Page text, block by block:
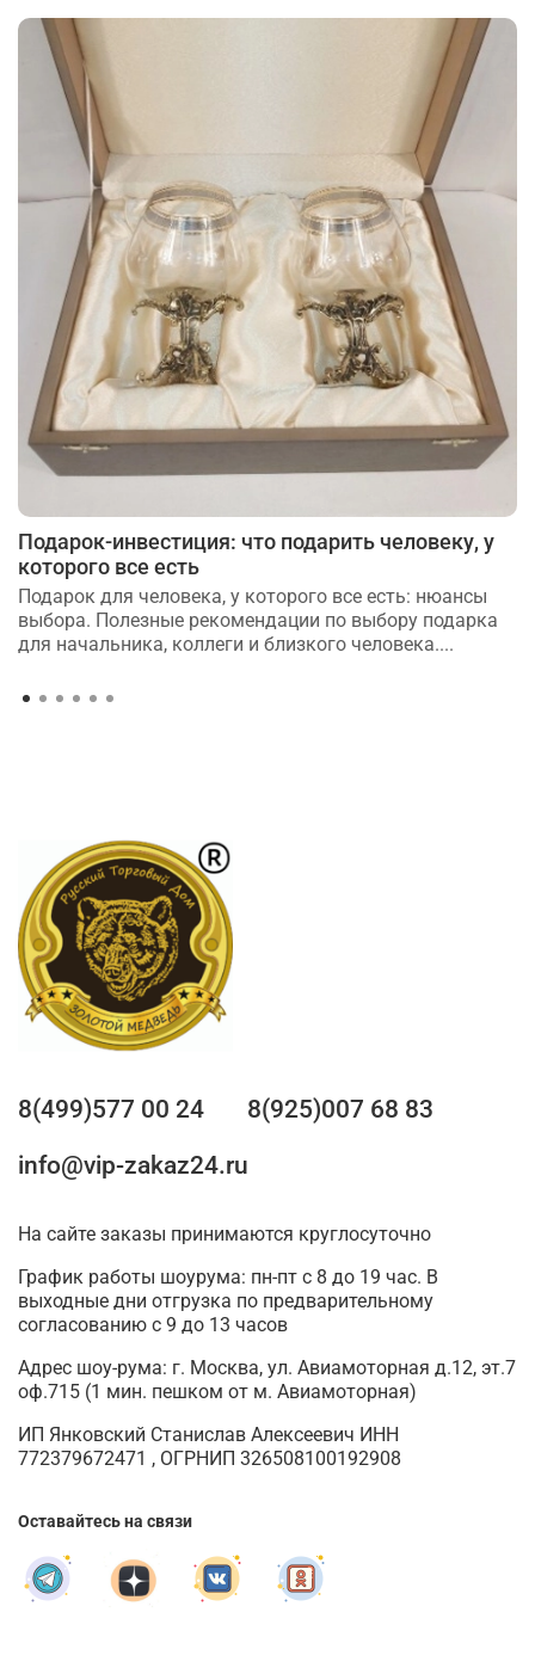
Подарок-инвестиция: что подарить человеку, у
которого все есть
Подарок для человека, у которого все есть: нюансы
выбора. Полезные рекомендации по выбору подарка
для начальника, коллеги и близкого человека....
8(499)577 00 24
8(925)007 68 83
info@vip-zakaz24.ru
На сайте заказы принимаются круглосуточно
График работы шоурума: пн-пт с 8 до 19 час. В
выходные дни отгрузка по предварительному
согласованию с 9 до 13 часов
Адрес шоу-рума: г. Москва, ул. Авиамоторная д.12, эт.7
оф.715 (1 мин. пешком от м. Авиамоторная)
ИП Янковский Станислав Алексеевич ИНН
772379672471 , ОГРНИП 326508100192908
Оставайтесь на связи